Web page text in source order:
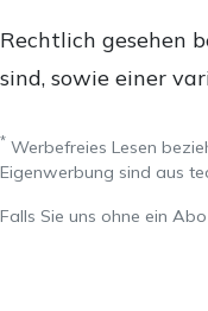
Rechtlich gesehen
sind, sowie einer
* Werbefreies Lesen
Eigenwerbung sind aus
Falls Sie uns ohne ein